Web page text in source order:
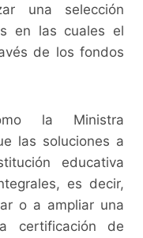
una selección
en las cuales el
de los fondos
la Ministra
las soluciones a
educativa
es decir,
o a ampliar una
certificación de